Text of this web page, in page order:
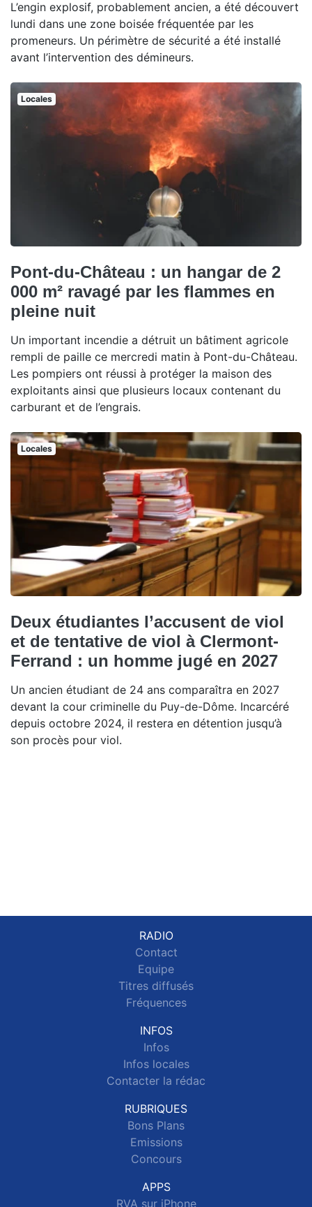
L’engin explosif, probablement ancien, a été découvert
lundi dans une zone boisée fréquentée par les
promeneurs. Un périmètre de sécurité a été installé
avant l’intervention des démineurs.
Locales
Pont-du-Château : un hangar de 2
000 m² ravagé par les flammes en
pleine nuit
Un important incendie a détruit un bâtiment agricole
rempli de paille ce mercredi matin à Pont-du-Château.
Les pompiers ont réussi à protéger la maison des
exploitants ainsi que plusieurs locaux contenant du
carburant et de l’engrais.
Locales
Deux étudiantes l’accusent de viol
et de tentative de viol à Clermont-
Ferrand : un homme jugé en 2027
Un ancien étudiant de 24 ans comparaîtra en 2027
devant la cour criminelle du Puy-de-Dôme. Incarcéré
depuis octobre 2024, il restera en détention jusqu’à
son procès pour viol.
RADIO
Contact
Equipe
Titres diffusés
Fréquences
INFOS
Infos
Infos locales
Contacter la rédac
RUBRIQUES
Bons Plans
Emissions
Concours
APPS
RVA sur iPhone